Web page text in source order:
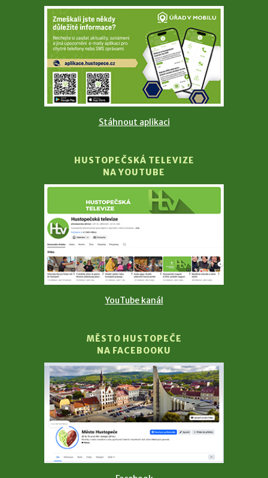
Stáhnout aplikaci
HUSTOPEČSKÁ TELEVIZE
NA YOUTUBE
YouTube kanál
MĚSTO HUSTOPEČE
NA FACEBOOKU